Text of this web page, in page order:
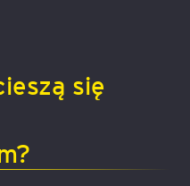
się